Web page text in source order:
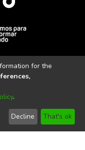
del Carchi
| Acreditada por el
33-CACES-2020
for the
.
Decline That's ok